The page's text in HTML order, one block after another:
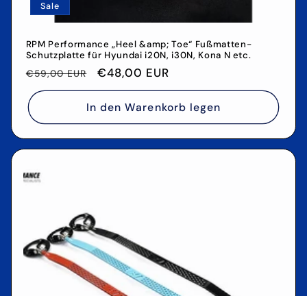
Sale
RPM Performance „Heel &amp; Toe“ Fußmatten-
Schutzplatte für Hyundai i20N, i30N, Kona N etc.
Normaler
Preis
€59,00 EUR Verkaufspreis
€48,00 EUR
In den Warenkorb legen